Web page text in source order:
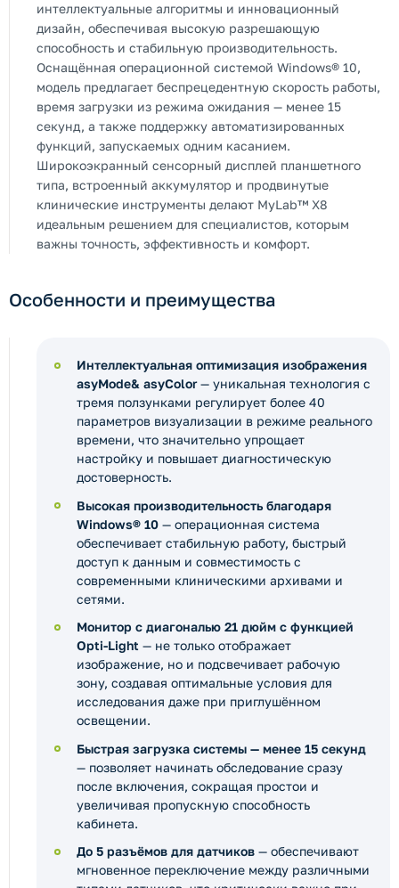
интеллектуальные алгоритмы и инновационный
дизайн, обеспечивая высокую разрешающую
способность и стабильную производительность.
Оснащённая операционной системой Windows® 10,
модель предлагает беспрецедентную скорость работы,
время загрузки из режима ожидания — менее 15
секунд, а также поддержку автоматизированных
функций, запускаемых одним касанием.
Широкоэкранный сенсорный дисплей планшетного
типа, встроенный аккумулятор и продвинутые
клинические инструменты делают MyLab™ X8
идеальным решением для специалистов, которым
важны точность, эффективность и комфорт.
Особенности и преимущества
Интеллектуальная оптимизация изображения
asyMode& asyColor— уникальная технология с
тремя ползунками регулирует более 40
параметров визуализации в режиме реального
времени, что значительно упрощает
настройку и повышает диагностическую
достоверность.
Высокая производительность благодаря
Windows® 10 — операционная система
обеспечивает стабильную работу, быстрый
доступ к данным и совместимость с
современными клиническими архивами и
сетями.
Монитор с диагональю 21 дюйм с функцией
Opti-Light — не только отображает
изображение, но и подсвечивает рабочую
зону, создавая оптимальные условия для
исследования даже при приглушённом
освещении.
Быстрая загрузка системы — менее 15 секунд
— позволяет начинать обследование сразу
после включения, сокращая простои и
увеличивая пропускную способность
кабинета.
До 5 разъёмов для датчиков — обеспечивают
мгновенное переключение между различными